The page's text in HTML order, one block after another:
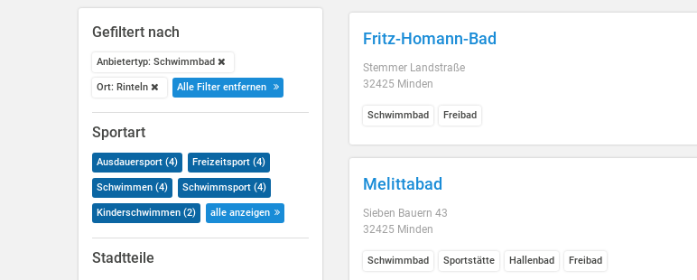
Gefiltert nach
Anbietertyp: Schwimmbad
Ort: Rinteln Alle Filter entfernen
Sportart
Ausdauersport (4) Freizeitsport (4)
Schwimmen (4) Schwimmsport (4)
Kinderschwimmen (2) alle anzeigen
Stadtteile
Fritz-Homann-Bad
Stemmer Landstraße
32425 Minden
Schwimmbad Freibad
Melittabad
Sieben Bauern 43
32425 Minden
Schwimmbad Sportstätte Hallenbad Freibad